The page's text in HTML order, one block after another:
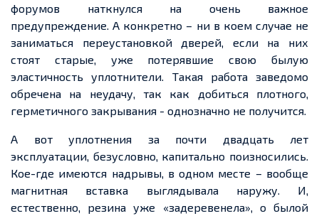
форумов наткнулся на очень важное
предупреждение. А конкретно – ни в коем случае не
заниматься переустановкой дверей, если на них
стоят старые, уже потерявшие свою былую
эластичность уплотнители. Такая работа заведомо
обречена на неудачу, так как добиться плотного,
герметичного закрывания - однозначно не получится.
А вот уплотнения за почти двадцать лет
эксплуатации, безусловно, капитально поизносились.
Кое-где имеются надрывы, в одном месте – вообще
магнитная вставка выглядывала наружу. И,
естественно, резина уже «задеревенела», о былой